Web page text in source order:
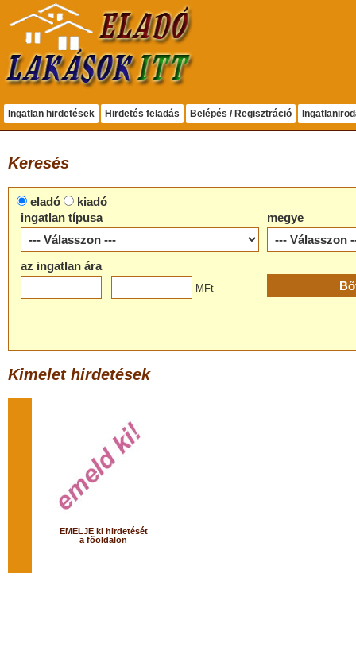
Ingatlan hirdetések Hirdetés feladás Belépés / Regisztráció
Keresés
eladó
kiadó
ingatlan típusa
megye
az ingatlan ára
- MFt
Kimelet hirdetések
EMELJE ki hirdetését
a fõoldalon